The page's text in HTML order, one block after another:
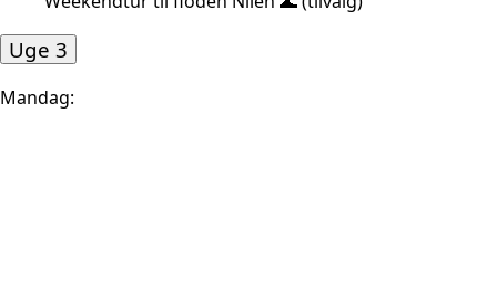
Uge 3
Mandag: